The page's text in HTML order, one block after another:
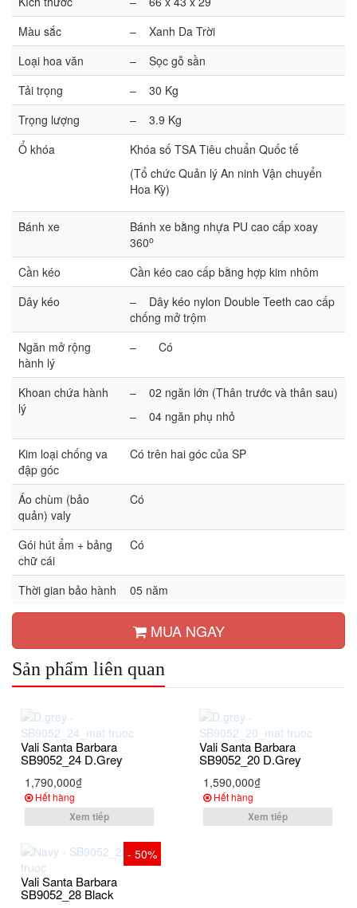
Màu sắc
– Xanh Da Trời
Loại hoa văn
– Sọc gỗ sần
Tải trọng
– 30 Kg
Trọng lượng
– 3.9 Kg
Ổ khóa
Khóa số TSA Tiêu chuẩn Quốc tế
(Tổ chức Quản lý An ninh Vận chuyển
Hoa Kỳ)
Bánh xe
Bánh xe bằng nhựa PU cao cấp xoay
360o
Cần kéo
Cần kéo cao cấp bằng hợp kim nhôm
Dây kéo
– Dây kéo nylon Double Teeth cao cấp
chống mở trộm
Ngăn mở rộng
hành lý
– Có
Khoan chứa hành
lý
– 02 ngăn lớn (Thân trước và thân sau)
– 04 ngăn phụ nhỏ
Kim loại chống va
đập góc
Có trên hai góc của SP
Áo chùm (bảo
quản) valy
Có
Gói hút ẩm + bảng
chữ cái
Có
Thời gian bảo hành 05 năm
MUA NGAY
Sản phẩm liên quan
Vali Santa Barbara
SB9052_24 D.Grey
1,790,000₫
Hết hàng
Xem tiếp
Vali Santa Barbara
SB9052_20 D.Grey
1,590,000₫
Hết hàng
Xem tiếp
- 50%
Vali Santa Barbara
SB9052_28 Black